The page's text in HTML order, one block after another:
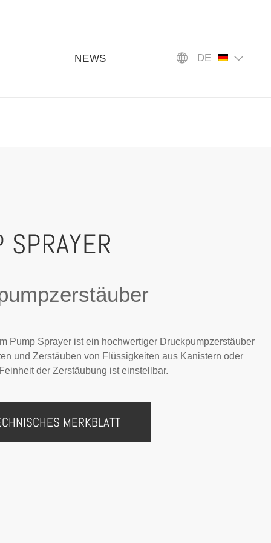
NEWS DE
SPRAYER
Pump Sprayer ist ein hochwertiger Druckpumpzerstäuber
und Zerstäuben von Flüssigkeiten aus Kanistern oder
der Zerstäubung ist einstellbar.
MERKBLATT